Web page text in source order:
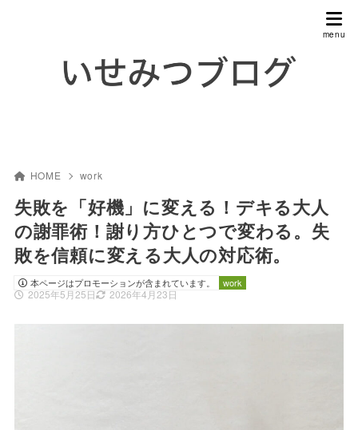
HOME work
失敗を「好機」に変える！デキる大人
の謝罪術！謝り方ひとつで変わる。失
敗を信頼に変える大人の対応術。
本ページはプロモーションが含まれています。
2025年5月25日 2026年4月23日
work